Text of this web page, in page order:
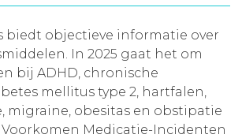
leeromgeving
biedt objectieve informatie over
In 2025 gaat het om
bij ADHD, chronische
mellitus type 2, hartfalen,
migraine, obesitas en obstipatie
Medicatie-Incidenten